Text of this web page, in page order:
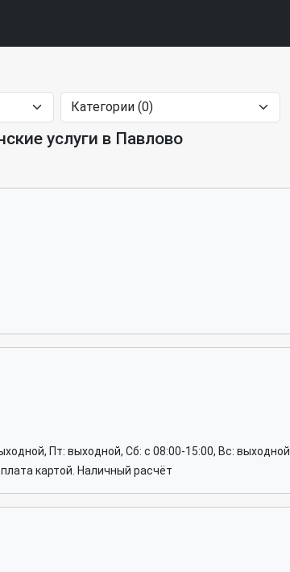
услуги в Павлово
Пт: выходной, Сб: c 08:00-15:00, Вс: выходной
картой. Наличный расчёт